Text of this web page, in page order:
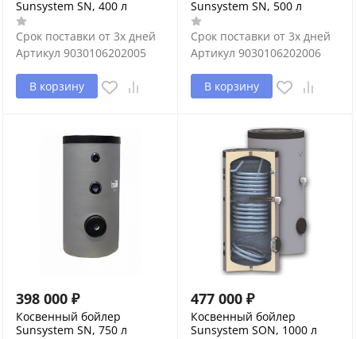
Sunsystem SN, 400 л
Срок поставки от 3х дней
Артикул 9030106202005
В корзину
Sunsystem SN, 500 л
Срок поставки от 3х дней
Артикул 9030106202006
В корзину
398 000 ₽
Косвенный бойлер
Sunsystem SN, 750 л
477 000 ₽
Косвенный бойлер
Sunsystem SON, 1000 л